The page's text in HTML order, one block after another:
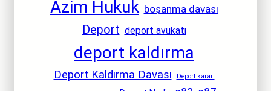
Azim Hukuk boşanma davası
Deport deport avukatı
deport kaldırma
Deport Kaldırma Davası Deport kararı